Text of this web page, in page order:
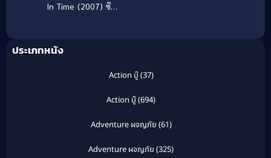
In Time (2007) ซิ
ประเภทหนัง
Action บู๊(37)
Action บู๊(694)
Adventure ผจญภัย (61)
Adventure ผจญภัย (325)